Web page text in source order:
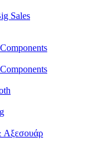
Sales
Αξεσουάρ